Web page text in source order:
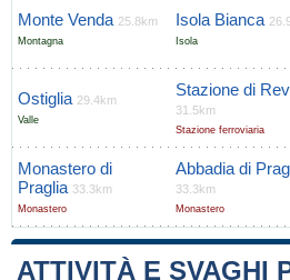
Monte Venda 25.8km
Montagna
Isola Bianca
Isola
Ostiglia 29.4km
Valle
Stazione di
31.5km
Stazione ferroviaria
Monastero di
Praglia 33.3km
Monastero
Abbadia di
33.3km
Monastero
ATTIVITÀ E SVAGHI